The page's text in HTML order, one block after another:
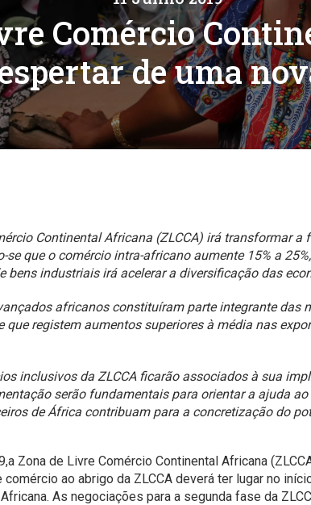
Comércio
de uma
Continental Africana (ZLCCA) irá transformar
se que o comércio intra-africano aumente 15% a
bens industriais irá acelerar a diversificação das
africanos constituíram parte integrante das
que registem aumentos superiores à média nas
inclusivos da ZLCCA ficarão associados à sua
serão fundamentais para orientar a ajuda
de África contribuam para a concretização do
Zona de Livre Comércio Continental Africana
ao abrigo da ZLCCA deverá ter lugar no
As negociações para a segunda fase da